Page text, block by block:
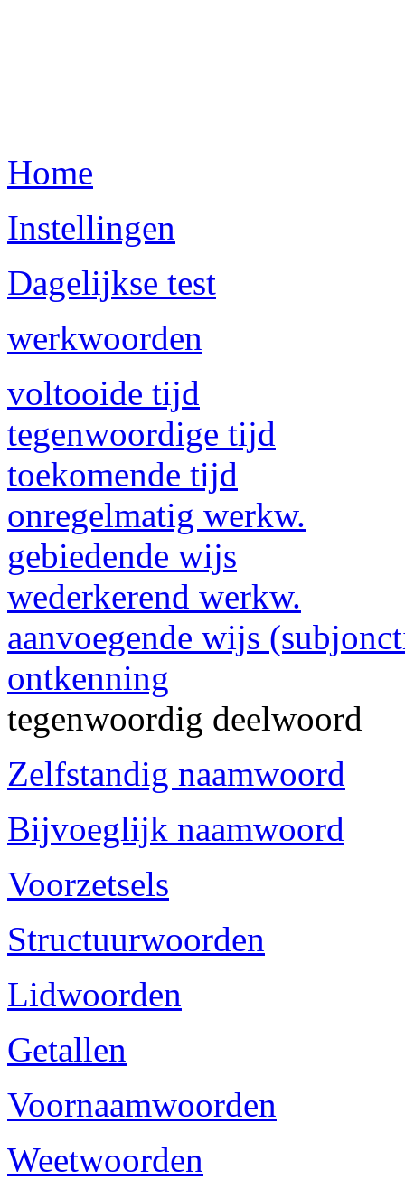
Home
Instellingen
Dagelijkse test
werkwoorden
voltooide tijd
tegenwoordige tijd
toekomende tijd
onregelmatig werkw.
gebiedende wijs
wederkerend werkw.
aanvoegende wijs
ontkenning
tegenwoordig deelwoord
Zelfstandig naamwoord
Bijvoeglijk naamwoord
Voorzetsels
Structuurwoorden
Lidwoorden
Getallen
Voornaamwoorden
Weetwoorden